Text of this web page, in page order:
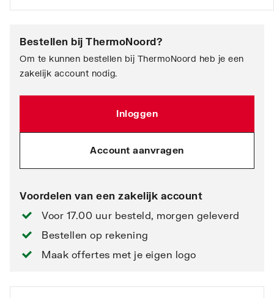
Bestellen bij ThermoNoord?
Om te kunnen bestellen bij ThermoNoord heb je een
zakelijk account nodig.
Inloggen
Account aanvragen
Voordelen van een zakelijk account
Voor 17.00 uur besteld, morgen geleverd
Bestellen op rekening
Maak offertes met je eigen logo